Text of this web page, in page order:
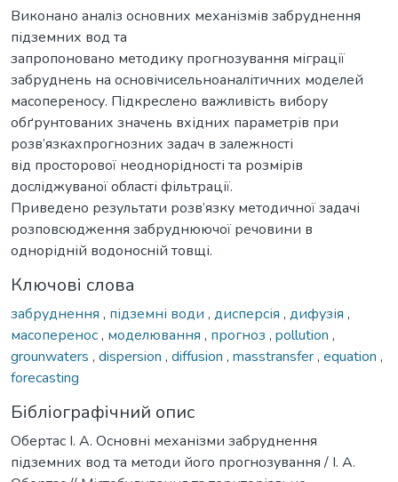
Виконано аналіз основних механізмів забруднення
підземних вод та
запропоновано методику прогнозування міграції
забруднень на основічисельноаналітичних моделей
масопереносу. Підкреслено важливість вибору
обґрунтованих значень вхідних параметрів при
розв’язкахпрогнозних задач в залежності
від просторової неоднорідності та розмірів
досліджуваної області фільтрації.
Приведено результати розв’язку методичної задачі
розповсюдження забруднюючої речовини в
однорідній водоносній товщі.
Ключові слова
забруднення , підземні води , дисперсія , дифузія ,
масоперенос, моделювання , прогноз , pollution ,
grounwaters , dispersion , diffusion , masstransfer, equation ,
forecasting
Бібліографічний опис
Обертас І. А. Основні механізми забруднення
підземних вод та методи його прогнозування / І. А.